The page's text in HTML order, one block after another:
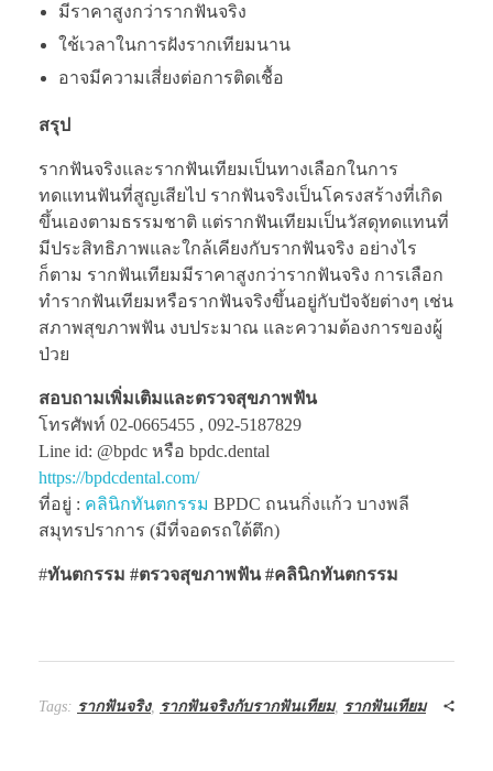
มีราคาสูงกว่ารากฟันจริง
ใช้เวลาในการฝังรากเทียมนาน
อาจมีความเสี่ยงต่อการติดเชื้อ
สรุป
รากฟันจริงและรากฟันเทียมเป็นทางเลือกในการ
ทดแทนฟันที่สูญเสียไป รากฟันจริงเป็นโครงสร้างที่เกิด
ขึ้นเองตามธรรมชาติ แต่รากฟันเทียมเป็นวัสดุทดแทนที่
มีประสิทธิภาพและใกล้เคียงกับรากฟันจริง อย่างไร
ก็ตาม รากฟันเทียมมีราคาสูงกว่ารากฟันจริง การเลือก
ทำรากฟันเทียมหรือรากฟันจริงขึ้นอยู่กับปัจจัยต่างๆ เช่น
สภาพสุขภาพฟัน งบประมาณ และความต้องการของผู้
ป่วย
สอบถามเพิ่มเติมและตรวจสุขภาพฟัน
โทรศัพท์ 02-0665455 , 092-5187829
Line id: @bpdc หรือ bpdc.dental
https://bpdcdental.com/
ที่อยู่ : คลินิกทันตกรรม BPDC ถนนกิ่งแก้ว บางพลี
สมุทรปราการ (มีที่จอดรถใต้ตึก)
#ทันตกรรม #ตรวจสุขภาพฟัน #คลินิกทันตกรรม
Tags: รากฟันจริง, รากฟันจริงกับรากฟันเทียม, รากฟันเทียม